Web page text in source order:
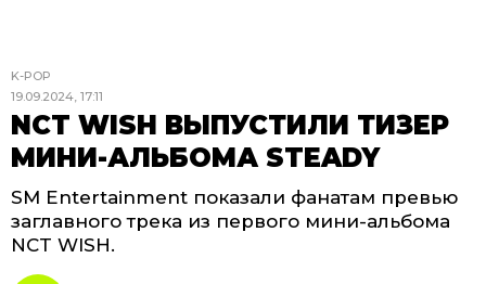
K-POP
19.09.2024, 17:11
NCT WISH ВЫПУСТИЛИ ТИЗЕР
МИНИ-АЛЬБОМА STEADY
SM Entertainment показали фанатам превью
заглавного трека из первого мини-альбома
NCT WISH.